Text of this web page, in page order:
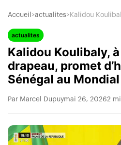
Accueil >actualites> Kalidou
actualites
Kalidou Koulibaly,
drapeau, promet
Sénégal au
Par Marcel Dupuymai 26, 20262